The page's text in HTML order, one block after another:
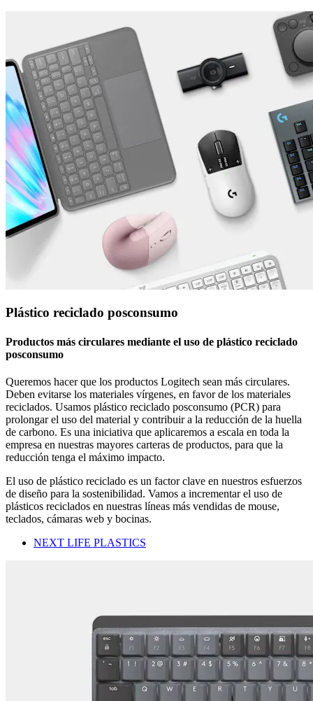
Plástico reciclado posconsumo
Productos más circulares mediante el uso de plástico reciclado
posconsumo
Queremos hacer que los productos Logitech sean más circulares.
Deben evitarse los materiales vírgenes, en favor de los materiales
reciclados. Usamos plástico reciclado posconsumo (PCR) para
prolongar el uso del material y contribuir a la reducción de la huella
de carbono. Es una iniciativa que aplicaremos a escala en toda la
empresa en nuestras mayores carteras de productos, para que la
reducción tenga el máximo impacto.
El uso de plástico reciclado es un factor clave en nuestros esfuerzos
de diseño para la sostenibilidad. Vamos a incrementar el uso de
plásticos reciclados en nuestras líneas más vendidas de mouse,
teclados, cámaras web y bocinas.
NEXT LIFE PLASTICS